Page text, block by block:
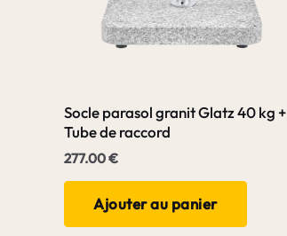
Socle parasol granit Glatz 40 kg +
Tube de raccord
277.00€
Ajouter au panier